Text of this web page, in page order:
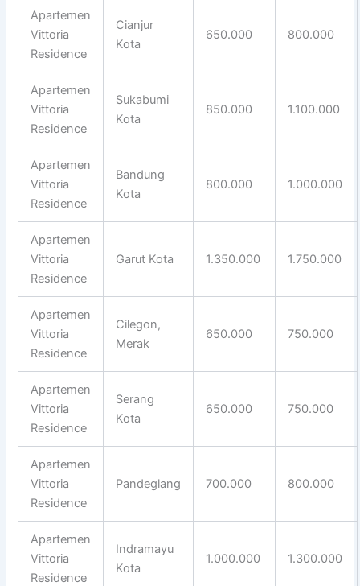
Apartemen
Vittoria
Residence
Cianjur
Kota
650.000 800.000
Apartemen
Vittoria
Residence
Sukabumi
Kota
850.000 1.100.000
Apartemen
Vittoria
Residence
Bandung
Kota
800.000 1.000.000
Apartemen
Vittoria
Residence
Garut Kota 1.350.000 1.750.000
Apartemen
Vittoria
Residence
Cilegon,
Merak
650.000 750.000
Apartemen
Vittoria
Residence
Serang
Kota
650.000 750.000
Apartemen
Vittoria
Residence
Pandeglang 700.000 800.000
Apartemen
Vittoria
Residence
Indramayu
Kota
1.000.000 1.300.000